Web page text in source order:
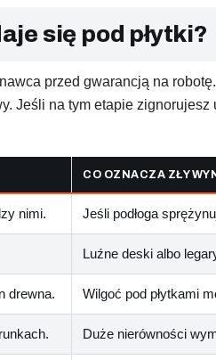
się pod płytki?
przed gwarancją na
Jeśli na tym etapie
CO OZNACZA ZŁY
nimi. Jeśli podłoga
Luźne deski albo
drewna. Wilgoć pod płytkami
Duże nierówności